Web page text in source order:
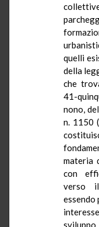
quelli
della
che
41-
nono,
n. 1150
materia
con
verso
essendo